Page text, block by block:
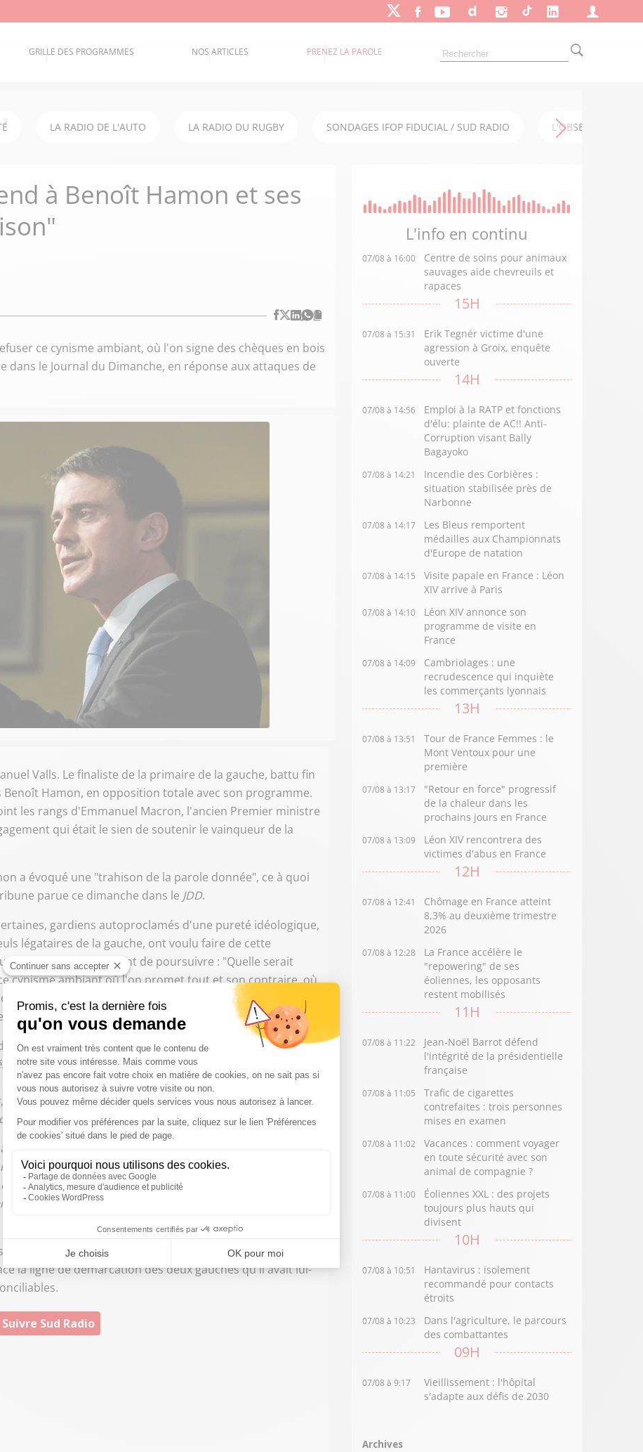
GRILLE DES PROGRAMMES NOS ARTICLES PRENEZ LA PAROLE
LA RADIO DE L'AUTO LA RADIO DU RUGBY SONDAGES IFOP FIDUCIAL / SUD RADIO L'OBSERVATOIRE
à Benoît Hamon et ses
ce cynisme ambiant, où l'on signe des chèques en bois
dans le Journal du Dimanche, en réponse aux attaques de
Valls. Le finaliste de la primaire de la gauche, battu fin
Hamon, en opposition totale avec son programme.
les rangs d'Emmanuel Macron, l'ancien Premier ministre
qui était le sien de soutenir le vainqueur de la
a évoqué une "trahison de la parole donnée", ce à quoi
parue ce dimanche dans le JDD.
gardiens autoproclamés d'une pureté idéologique,
légataires de la gauche, ont voulu faire de cette
Manuel Valls, avant de poursuivre : "Quelle serait
cynisme ambiant où l'on promet tout et son contraire, où
si le monde autour de nous n'existait pas ? Quelle
à ses idées et cohérent avec ses engagements ?"
socialiste, représentant, d'après lui, d'une gauche qui
aux destinées de notre pays". Il a répété ses
Hamon, comme"la sortie du nucléaire, l'abandon des règles
le dénigrement de cette valeur qu'est le travail, par
dette, qui n'est que la promesse de hausses d'impôts".
de plus en direction d'Emmanuel Macron :
devoir : assumer leurs convictions et défendre cette
la seule capable de rassembler les Français. Dans un
est prégnante, il faudra tenir le pays, se dépasser,
au Premier ministre ont provoqué les sifflets des
la ligne de démarcation des deux gauches qu'il avait lui-
Suivre Sud Radio
L'info en continu
07/08 à 16:00
Centre de soins pour animaux
sauvages aide chevreuils et
rapaces
15H
07/08 à 15:31
Erik Tegnér victime d'une
agression à Groix, enquête
ouverte
14H
07/08 à 14:56
Emploi à la RATP et fonctions
d'élu: plainte de AC!! Anti-
Corruption visant Bally
Bagayoko
07/08 à 14:21
Incendie des Corbières :
situation stabilisée près de
Narbonne
07/08 à 14:17
Les Bleus remportent
médailles aux Championnats
d'Europe de natation
07/08 à 14:15
Visite papale en France : Léon
XIV arrive à Paris
07/08 à 14:10
Léon XIV annonce son
programme de visite en
France
07/08 à 14:09
Cambriolages : une
recrudescence qui inquiète
les commerçants lyonnais
13H
07/08 à 13:51
Tour de France Femmes : le
Mont Ventoux pour une
première
07/08 à 13:17
"Retour en force" progressif
de la chaleur dans les
prochains jours en France
07/08 à 13:09
Léon XIV rencontrera des
victimes d'abus en France
12H
07/08 à 12:41
Chômage en France atteint
8,3% au deuxième trimestre
2026
07/08 à 12:28
La France accélère le
"repowering" de ses
éoliennes, les opposants
restent mobilisés
11H
07/08 à 11:22
Jean-Noël Barrot défend
l'intégrité de la présidentielle
française
07/08 à 11:05
Trafic de cigarettes
contrefaites : trois personnes
mises en examen
07/08 à 11:02
Vacances : comment voyager
en toute sécurité avec son
animal de compagnie ?
07/08 à 11:00
Éoliennes XXL : des projets
toujours plus hauts qui
divisent
10H
07/08 à 10:51
Hantavirus : isolement
recommandé pour contacts
étroits
07/08 à 10:23
Dans l'agriculture, le parcours
des combattantes
09H
07/08 à 9:17
Vieillissement : l'hôpital
s'adapte aux défis de 2030
Archives